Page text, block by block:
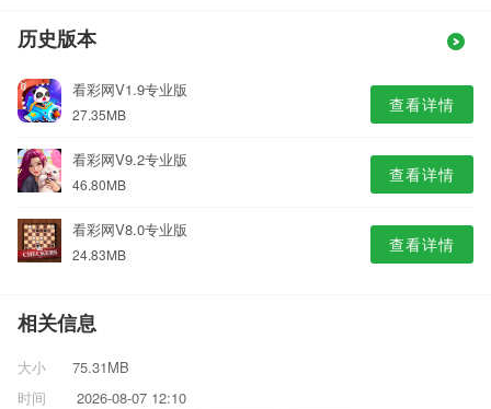
历史版本
看彩网V1.9专业版
27.35MB 查看详情
看彩网V9.2专业版
46.80MB 查看详情
看彩网V8.0专业版
24.83MB 查看详情
相关信息
大小
75.31MB
时间
2026-08-07 12:10